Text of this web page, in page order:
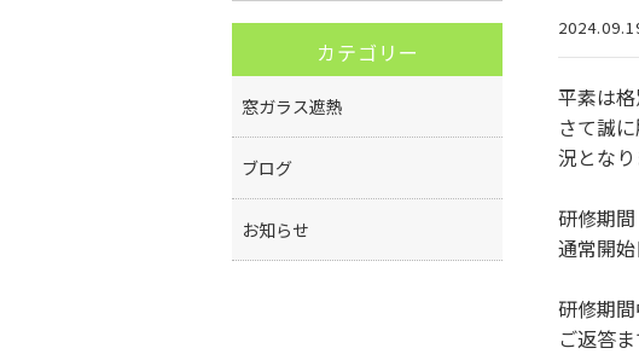
平素は
さて誠
況となり
研修期
通常開始
研修期
ご返答
カテゴリー
窓ガラス遮熱
ブログ
お知らせ